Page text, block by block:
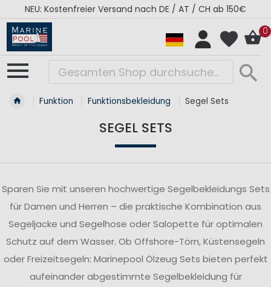
RÉGATES ROYALES Kollektion - Super Sale
0
Funktion Funktionsbekleidung Segel Sets
SEGEL SETS
Sparen Sie mit unseren hochwertige Segelbekleidungs Sets
für Damen und Herren – die praktische Kombination aus
Segeljacke und Segelhose oder Salopette für optimalen
Schutz auf dem Wasser. Ob Offshore-Törn, Küstensegeln
oder Freizeitsegeln: Marinepool Ölzeug Sets bieten perfekt
aufeinander abgestimmte Segelbekleidung für